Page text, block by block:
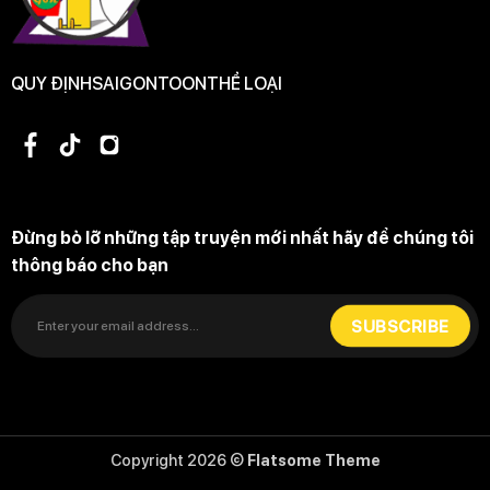
QUY ĐỊNHSAIGONTOONTHỂ LOẠI
Đừng bỏ lỡ những tập truyện mới nhất hãy để chúng tôi
thông báo cho bạn
Copyright 2026 © Flatsome Theme